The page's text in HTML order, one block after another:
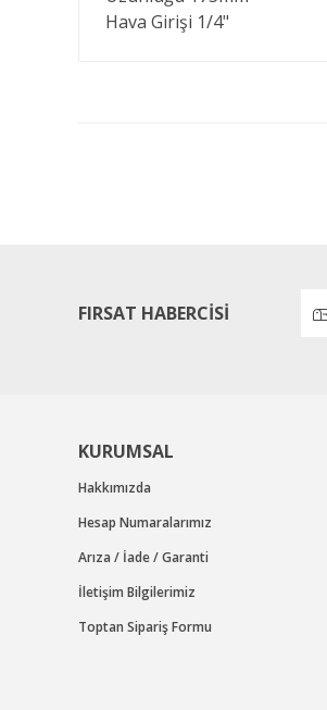
Hava Girişi 1/4"
FIRSAT HABERCİSİ
KURUMSAL
Hakkımızda
Hesap Numaralarımız
Arıza / İade / Garanti
İletişim Bilgilerimiz
Toptan Sipariş Formu